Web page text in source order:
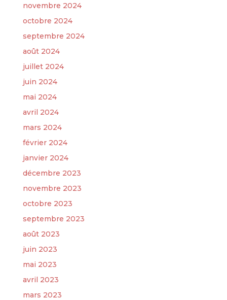
novembre 2024
octobre 2024
septembre 2024
août 2024
juillet 2024
juin 2024
mai 2024
avril 2024
mars 2024
février 2024
janvier 2024
décembre 2023
novembre 2023
octobre 2023
septembre 2023
août 2023
juin 2023
mai 2023
avril 2023
mars 2023